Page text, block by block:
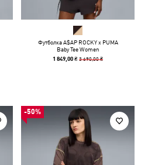
Футболка A$AP ROCKY x PUMA
Baby Tee Women
1 849,00 ₴3 690,00 ₴
-50%